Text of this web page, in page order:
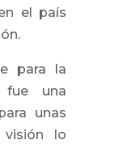
el país
para la
fue una
unas
visión lo